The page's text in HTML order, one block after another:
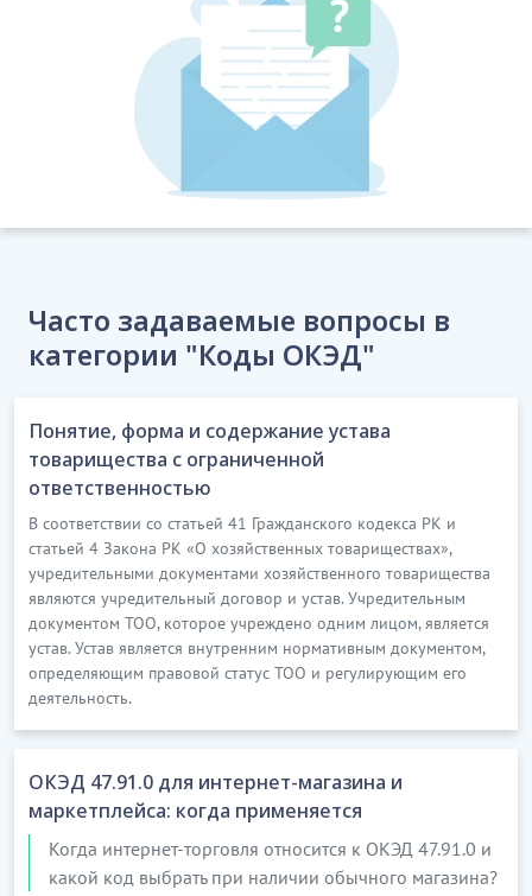
Часто задаваемые вопросы в
категории "Коды ОКЭД"
Понятие, форма и содержание устава
товарищества с ограниченной
ответственностью
В соответствии со статьей 41 Гражданского кодекса РК и
статьей 4 Закона РК «О хозяйственных товариществах»,
учредительными документами хозяйственного товарищества
являются учредительный договор и устав. Учредительным
документом ТОО, которое учреждено одним лицом, является
устав. Устав является внутренним нормативным документом,
определяющим правовой статус ТОО и регулирующим его
деятельность.
ОКЭД 47.91.0 для интернет-магазина и
маркетплейса: когда применяется
Когда интернет-торговля относится к ОКЭД 47.91.0 и
какой код выбрать при наличии обычного магазина?